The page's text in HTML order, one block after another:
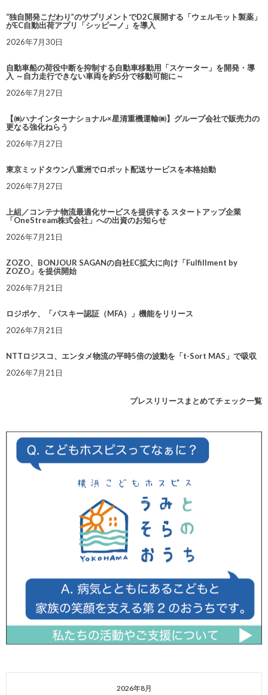
“独自開発こだわり”のサプリメントでD2C展開する「ウェルモット製薬」
がEC自動出荷アプリ「シッピーノ」を導入
2026年7月30日
自動車船の荷役中断を抑制する自動車移動用「スケーター」を開発・導
入 ～自力走行できない車両を約5分で移動可能に～
2026年7月27日
【㈱ハナインターナショナル×星清重機運輸㈱】グループ会社で販売力の
更なる強化ねらう
2026年7月27日
東京ミッドタウン八重洲でロボット配送サービスを本格始動
2026年7月27日
上組／コンテナ物流最適化サービスを提供する スタートアップ企業
「OneStream株式会社」への出資のお知らせ
2026年7月21日
ZOZO、BONJOUR SAGANの自社EC拡大に向け「Fulfillment by
ZOZO」を提供開始
2026年7月21日
ロジポケ、「パスキー認証（MFA）」機能をリリース
2026年7月21日
NTTロジスコ、エンタメ物流の平時5倍の波動を「t-Sort MAS」で吸収
2026年7月21日
プレスリリースまとめてチェック一覧
2026年8月